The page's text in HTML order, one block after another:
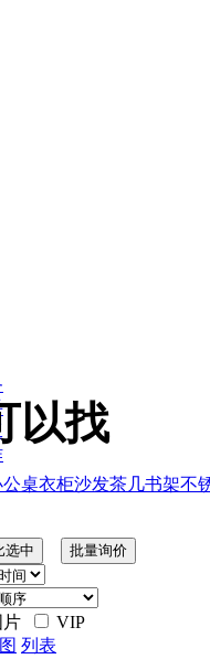
以找
公桌衣柜沙发茶几书架不
片
VIP
列表